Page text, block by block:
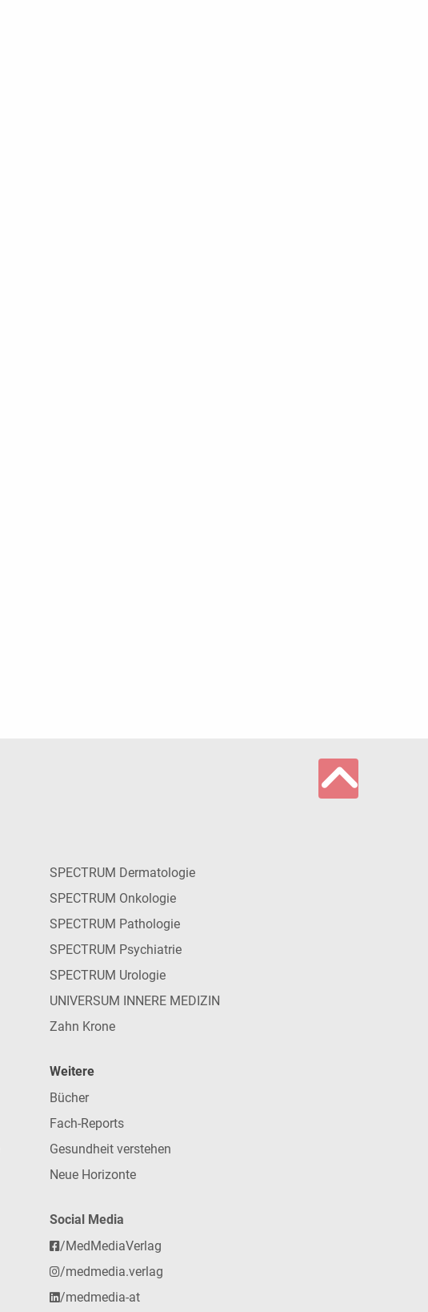
SPECTRUM Dermatologie
SPECTRUM Onkologie
SPECTRUM Pathologie
SPECTRUM Psychiatrie
SPECTRUM Urologie
UNIVERSUM INNERE MEDIZIN
Zahn Krone
Weitere
Bücher
Fach-Reports
Gesundheit verstehen
Neue Horizonte
Social Media
/MedMediaVerlag
/medmedia.verlag
/medmedia-at